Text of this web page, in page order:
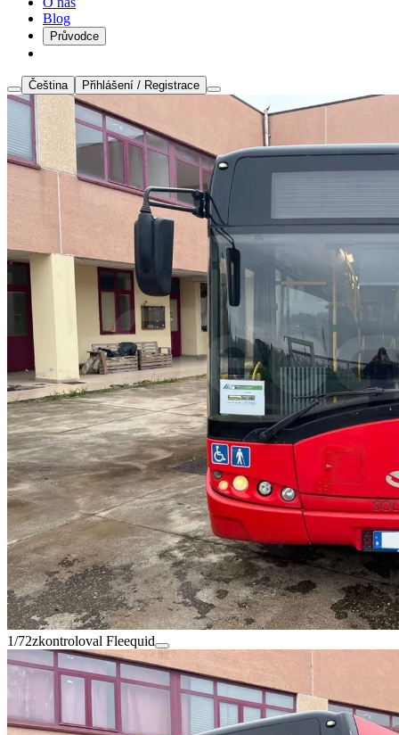
Blog
Průvodce
Čeština Přihlášení / Registrace
1/72zkontroloval Fleequid